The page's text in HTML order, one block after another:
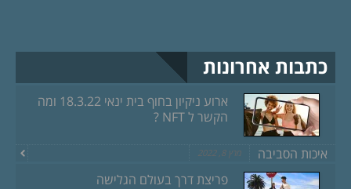
כתבות אחרונות
ארוע ניקיון בחוף בית ינאי 18.3.22 ומה
הקשר ל NFT ?
איכות הסביבה מרץ 8, 2022
פריצת דרך בעולם הגלישה